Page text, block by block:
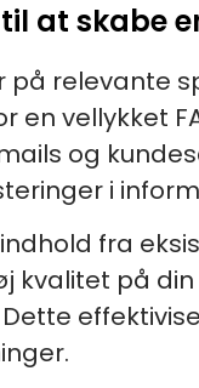
at skabe
på relevante
en vellykket
og
i
fra
kvalitet på